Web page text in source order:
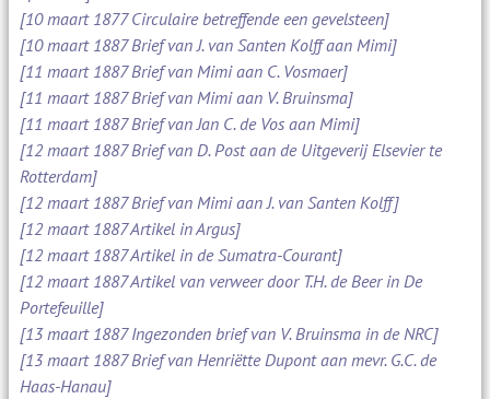
[10 maart 1877 Circulaire betreffende een gevelsteen]
[10 maart 1887 Brief van J. van Santen Kolff aan Mimi]
[11 maart 1887 Brief van Mimi aan C. Vosmaer]
[11 maart 1887 Brief van Mimi aan V. Bruinsma]
[11 maart 1887 Brief van Jan C. de Vos aan Mimi]
[12 maart 1887 Brief van D. Post aan de Uitgeverij Elsevier te
Rotterdam]
[12 maart 1887 Brief van Mimi aan J. van Santen Kolff]
[12 maart 1887 Artikel in Argus]
[12 maart 1887 Artikel in de Sumatra-Courant]
[12 maart 1887 Artikel van verweer door T.H. de Beer in De
Portefeuille]
[13 maart 1887 Ingezonden brief van V. Bruinsma in de NRC]
[13 maart 1887 Brief van Henriëtte Dupont aan mevr. G.C. de
Haas-Hanau]